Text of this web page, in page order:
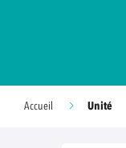
Accueil Unité